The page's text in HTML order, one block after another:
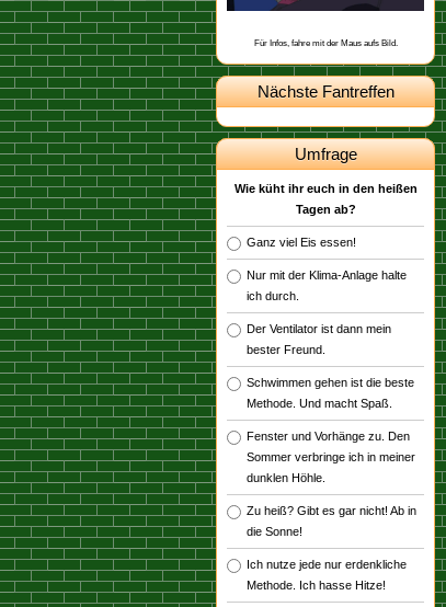
geholt hat?
Für Infos, fahre mit der Maus aufs Bild.
Nächste Fantreffen
Umfrage
Wie küht ihr euch in den heißen
Tagen ab?
Ganz viel Eis essen!
Nur mit der Klima-Anlage halte
ich durch.
Der Ventilator ist dann mein
bester Freund.
Schwimmen gehen ist die beste
Methode. Und macht Spaß.
Fenster und Vorhänge zu. Den
Sommer verbringe ich in meiner
dunklen Höhle.
Zu heiß? Gibt es gar nicht! Ab in
die Sonne!
Ich nutze jede nur erdenkliche
Methode. Ich hasse Hitze!